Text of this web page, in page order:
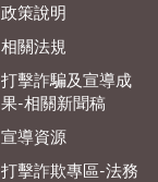
政策說明
相關法規
打擊詐騙及宣導成
果-相關新聞稿
宣導資源
打擊詐欺專區-法務